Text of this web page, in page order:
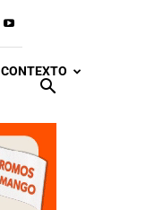
CONTEXTO